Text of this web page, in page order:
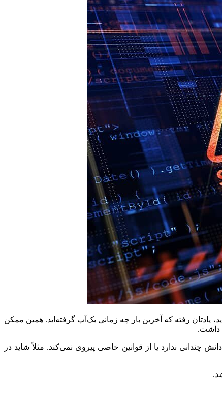
یادتان رفته که آخرین بار چه زمانی بک‌آپ گرفته‌اید. همین ممکن
داشت.
چندانی ندارد یا از قوانین خاصی پیروی نمی‌کند. مثلاً شاید در